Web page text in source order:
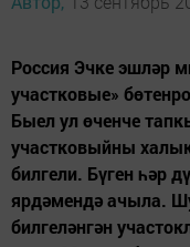
Россия Эчке эшләр
участковые»
Быел ул өченче
участковыйны
билгели. Бүген һәр
ярдәмендә ачыла.
билгеләнгән